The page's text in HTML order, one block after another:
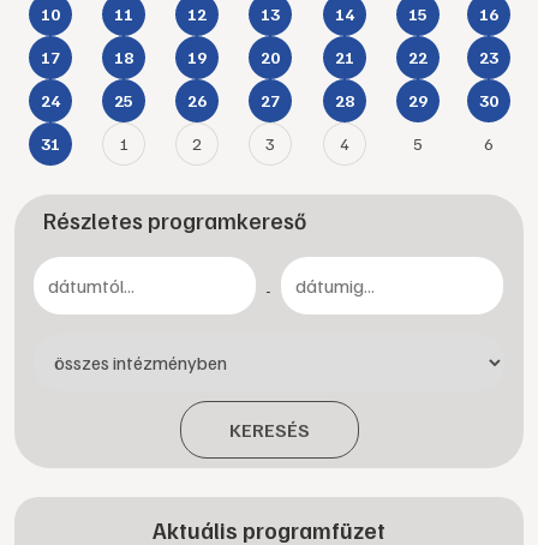
10 11 12 13 14 15 16
17 18 19 20 21 22 23
24 25 26 27 28 29 30
31 1 2 3 4 5 6
Részletes programkereső
-
KERESÉS
Aktuális programfüzet